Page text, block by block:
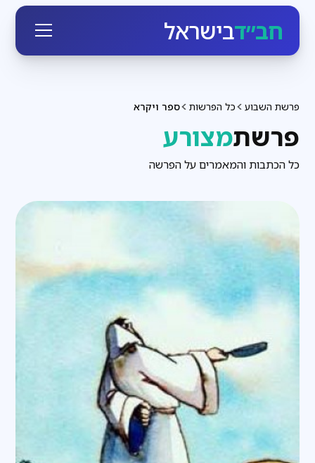
חב״דבישראל
פרשת השבוע כל הפרשות ספר ויקרא
פרשתמצורע
כל הכתבות והמאמרים על הפרשה